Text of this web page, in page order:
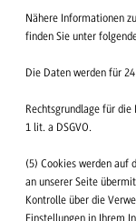
Nähere Informationen
finden Sie unter
Die Daten werden für
Rechtsgrundlage für
1 lit. a DSGVO.
(5) Cookies werden auf
an unserer Seite
Kontrolle über die